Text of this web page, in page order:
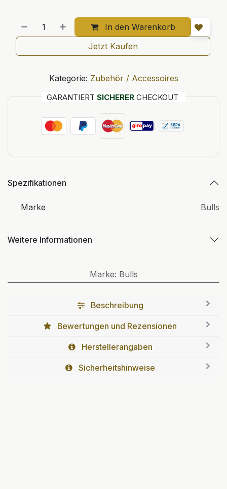
In den Warenkorb
Jetzt Kaufen
Kategorie: Zubehör / Accessoires
GARANTIERT SICHERER CHECKOUT
Spezifikationen
Marke Bulls
Weitere Informationen
Marke: Bulls
Beschreibung
Bewertungen und Rezensionen
Herstellerangaben
Sicherheitshinweise